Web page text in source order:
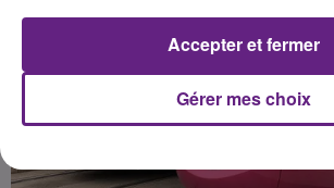
Gérer mes choix
Accepter et fermer